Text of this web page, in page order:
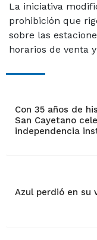
La iniciativa
prohibición que
sobre las
horarios de venta
Con 35 años de
San Cayetano
independencia
Azul perdió en su